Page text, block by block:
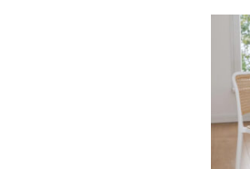
Add to
wishlist